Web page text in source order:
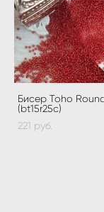
Бисер Toho
(bt15r25c)
221 pуб.